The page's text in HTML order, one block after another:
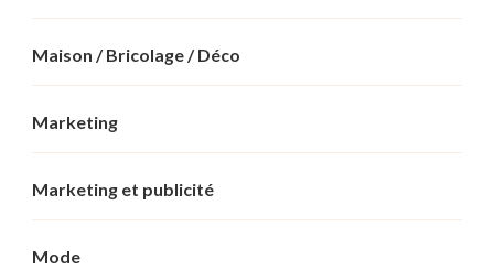
Maison / Bricolage / Déco
Marketing
Marketing et publicité
Mode